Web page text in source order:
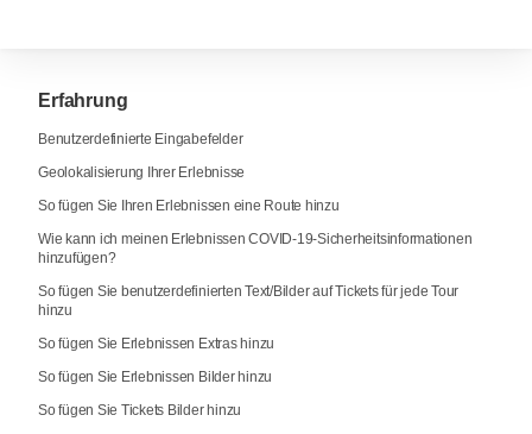
Erfahrung
Benutzerdefinierte Eingabefelder
Geolokalisierung Ihrer Erlebnisse
So fügen Sie Ihren Erlebnissen eine Route hinzu
Wie kann ich meinen Erlebnissen COVID-19-Sicherheitsinformationen
hinzufügen?
So fügen Sie benutzerdefinierten Text/Bilder auf Tickets für jede Tour
hinzu
So fügen Sie Erlebnissen Extras hinzu
So fügen Sie Erlebnissen Bilder hinzu
So fügen Sie Tickets Bilder hinzu